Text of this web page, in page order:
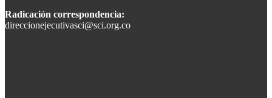
Radicación correspondencia:
direccionejecutivasci@sci.org.co